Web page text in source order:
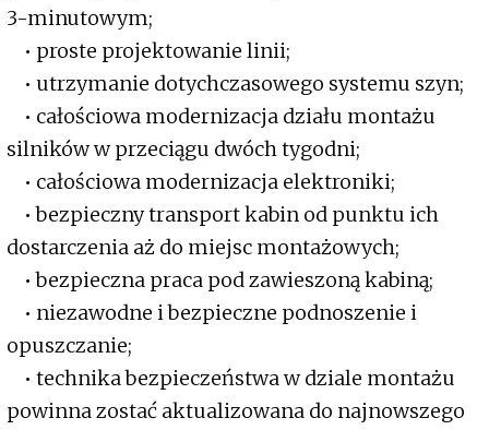
3-minutowym;
• proste projektowanie linii;
• utrzymanie dotychczasowego systemu szyn;
• całościowa modernizacja działu montażu
silników w przeciągu dwóch tygodni;
• całościowa modernizacja elektroniki;
• bezpieczny transport kabin od punktu ich
dostarczenia aż do miejsc montażowych;
• bezpieczna praca pod zawieszoną kabiną;
• niezawodne i bezpieczne podnoszenie i
opuszczanie;
• technika bezpieczeństwa w dziale montażu
powinna zostać aktualizowana do najnowszego